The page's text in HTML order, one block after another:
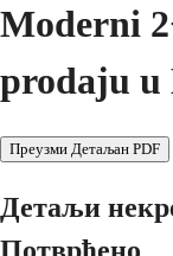
Moderni
prodaju u
Преузми Детаљан PDF
Детаљи